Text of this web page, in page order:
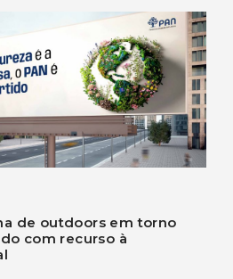
de outdoors em torno
com recurso à